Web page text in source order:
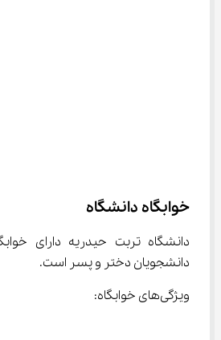
خوابگاه دانشگاه
دانشجویان دختر و پسر است.
ویژگی‌های خوابگاه: